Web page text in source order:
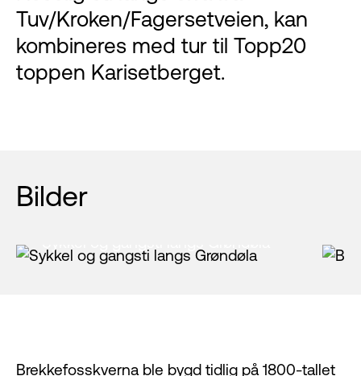
Tuv/Kroken/Fagersetveien, kan
kombineres med tur til Topp20
toppen Karisetberget.
Bilder
Brekkefosskverna ble bygd tidlig på 1800-tallet